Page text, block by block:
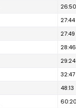
26:50
27:44
27:49
28:46
29:24
32:47
48:13
60:20